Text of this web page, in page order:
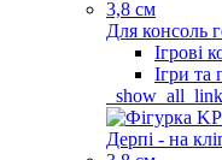
Для консоль
Ігрові
Ігри та